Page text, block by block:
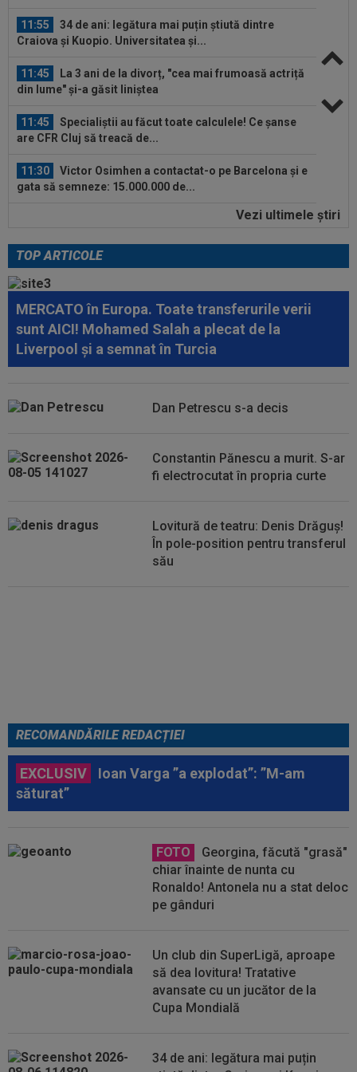
11:55
34 de ani: legătura mai puțin știută dintre
Craiova și Kuopio. Universitatea și...
11:45
La 3 ani de la divorț, "cea mai frumoasă actriță
din lume" și-a găsit liniștea
11:45
Specialiștii au făcut toate calculele! Ce șanse
are CFR Cluj să treacă de...
11:30
Victor Osimhen a contactat-o pe Barcelona și e
gata să semneze: 15.000.000 de...
Norvegienii i-au ”luat tare” pe români, înainte
12:28 FOTO
Georgina, făcută "grasă" chiar înainte
de nunta cu Ronaldo! Antonela nu a stat...
12:24
Un club din SuperLigă, aproape să dea lovitura!
Tratative avansate cu un...
12:18 EXCLUSIV
Ioan Varga ”a explodat”: ”M-am
11:55
34 de ani: legătura mai puțin știută dintre
11:45
La 3 ani de la divorț, "cea mai frumoasă actriță
din lume" și-a găsit liniștea
Vezi ultimele ştiri
TOP ARTICOLE
MERCATO în Europa. Toate transferurile verii
sunt AICI! Mohamed Salah a plecat de la
Liverpool și a semnat în Turcia
Dan Petrescu s-a decis
Constantin Pănescu a murit. S-ar
fi electrocutat în propria curte
Lovitură de teatru: Denis Drăguș!
În pole-position pentru transferul
său
RECOMANDĂRILE REDACȚIEI
EXCLUSIV
Ioan Varga ”a explodat”: ”M-am
săturat”
FOTO
Georgina, făcută "grasă"
chiar înainte de nunta cu
Ronaldo! Antonela nu a stat deloc
pe gânduri
Un club din SuperLigă, aproape
să dea lovitura! Tratative
avansate cu un jucător de la
Cupa Mondială
34 de ani: legătura mai puțin